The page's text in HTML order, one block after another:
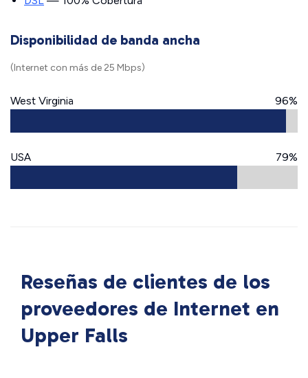
Disponibilidad de banda ancha
(Internet con más de 25 Mbps)
West Virginia 96%
USA 79%
Reseñas de clientes de los
proveedores de Internet en
Upper Falls